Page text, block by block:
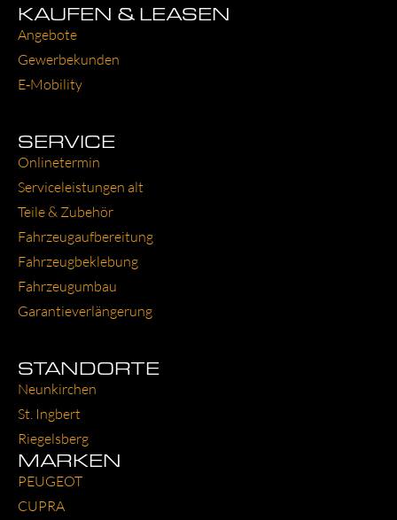
KAUFEN & LEASEN
Ange­bo­te
Gewer­be­kun­den
E‑Mobility
SERVICE
Online­ter­min
Ser­vice­leis­tun­gen alt
Tei­le & Zube­hör
Fahr­zeug­auf­be­rei­tung
Fahr­zeug­be­kle­bung
Fahr­zeug­um­bau
Garantie­verlängerung
STANDORTE
Neun­kir­chen
St. Ing­bert
Rie­gels­berg
MARKEN
PEU­GEOT
CUP­RA